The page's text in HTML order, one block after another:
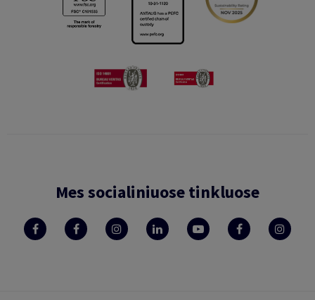
Mes socialiniuose tinkluose